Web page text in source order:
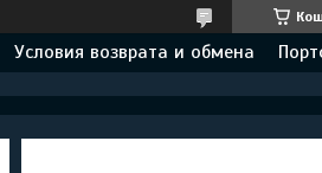
Условия возврата и обмена